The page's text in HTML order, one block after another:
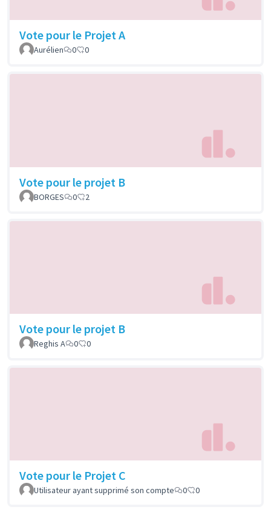
Vote pour le Projet A
Aurélien 0 0
Vote pour le projet B
BORGES 0 2
Vote pour le projet B
Reghis A 0 0
Vote pour le Projet C
Utilisateur ayant supprimé son compte 0 0